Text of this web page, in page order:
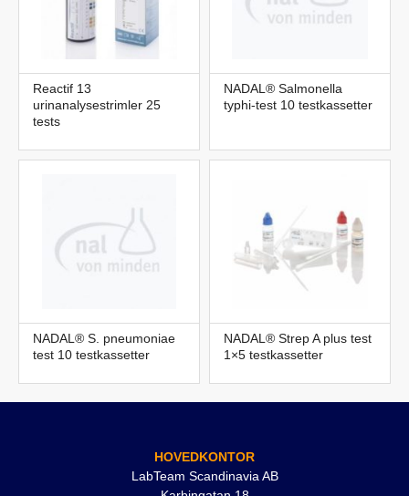
Reactif 13
urinanalysestrimler 25
tests
NADAL® Salmonella
typhi-test 10 testkassetter
NADAL® S. pneumoniae
test 10 testkassetter
NADAL® Strep A plus test
1×5 testkassetter
HOVEDKONTOR
LabTeam Scandinavia AB